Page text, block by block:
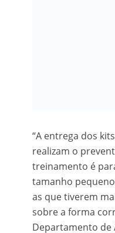
“A entrega dos
realizam o
treinamento é
tamanho
as que tiverem
sobre a forma
Departamento de